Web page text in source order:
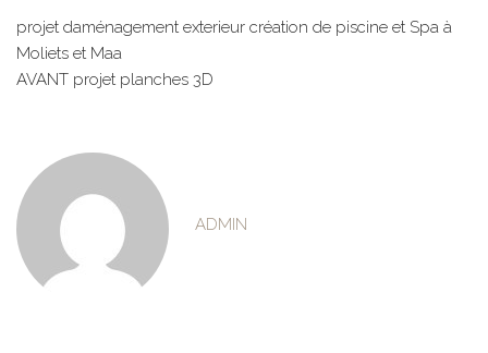
projet daménagement exterieur création de piscine et Spa à
Moliets et Maa
AVANT projet planches 3D
ADMIN